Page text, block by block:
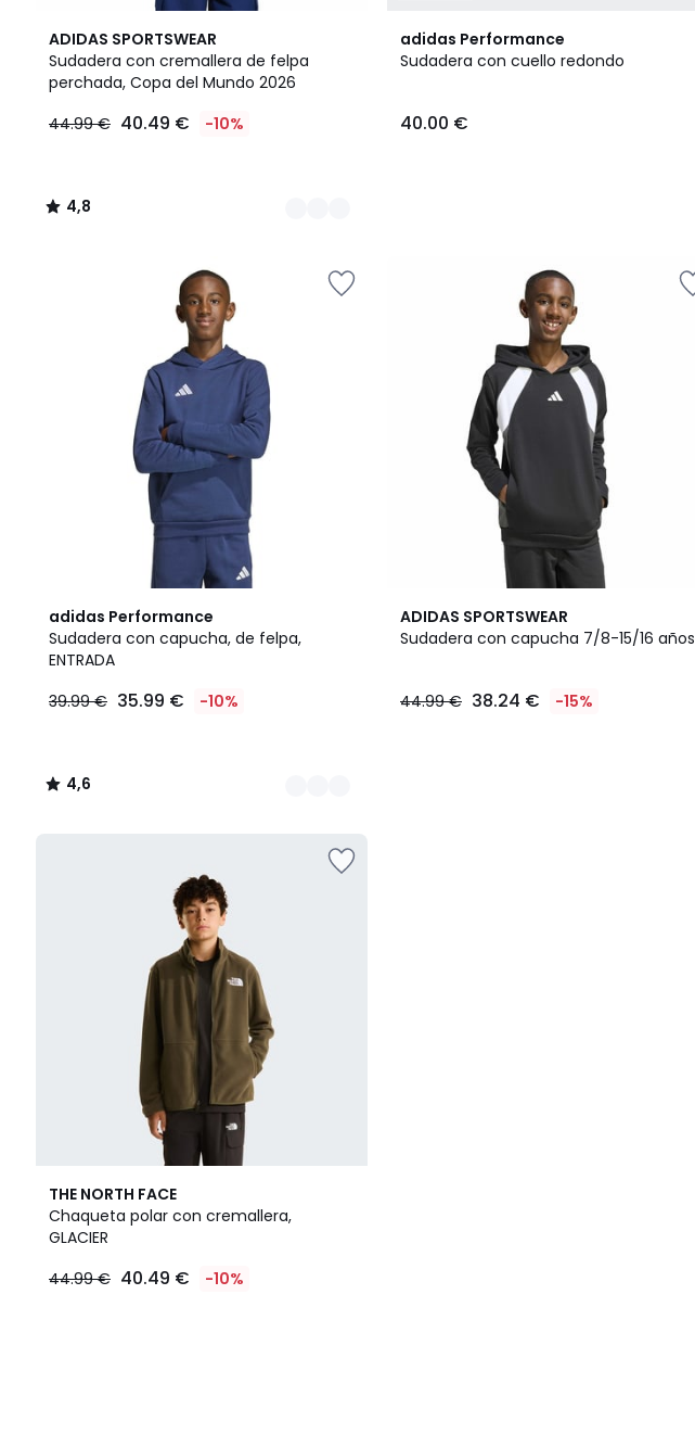
ADIDAS SPORTSWEAR
Sudadera con cremallera de felpa
perchada, Copa del Mundo 2026
€
44.99
44.99 € 40.49 € -10%
4,8
/ 5
2
Colores
4,8
/
adidas Performance
Sudadera con cuello redondo
40.00 €
adidas Performance
Sudadera con capucha, de felpa,
ENTRADA
39.99 € 35.99 € -10%
4,6
/ 5
4
Colores
4,6
/
ADIDAS SPORTSWEAR
Sudadera con capucha 7/8-15/16 años
44.99 € 38.24 € -15%
THE NORTH FACE
Chaqueta polar con cremallera,
GLACIER
44.99 € 40.49 € -10%